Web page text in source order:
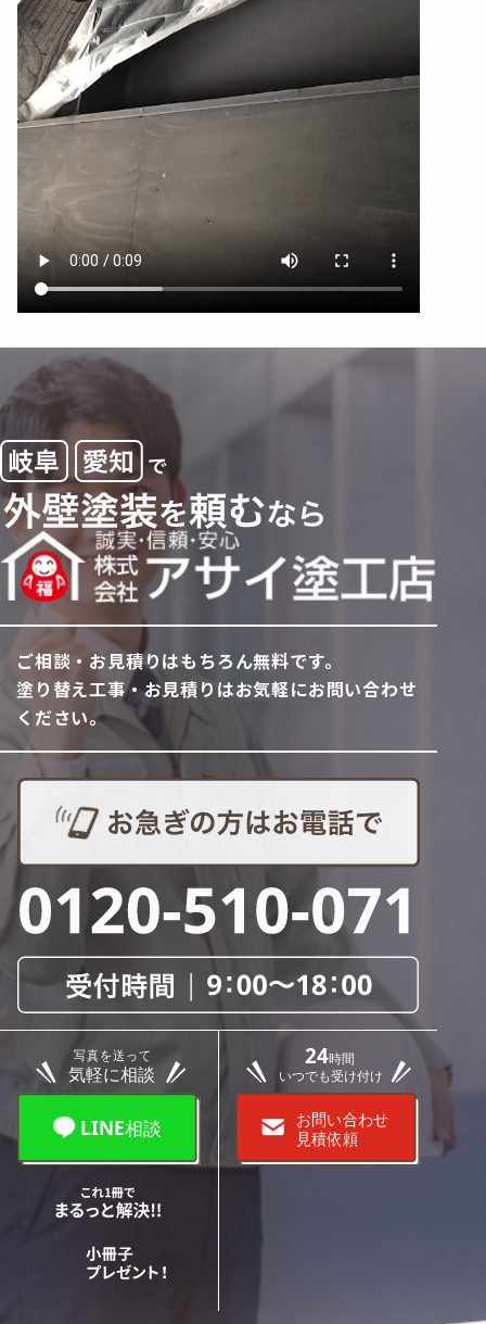
ご相談・お見積りはもちろん無料です。
塗り替え工事・お見積りはお気軽にお問い合わせ
ください。